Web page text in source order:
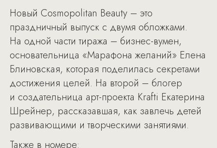
Новый Cosmopolitan Beauty – это
праздничный выпуск с двумя обложками.
На одной части тиража – бизнес-вумен,
основательница «Марафона желаний» Елена
Блиновская, которая поделилась секретами
достижения целей. На второй – блогер
и создательница арт-проекта Krafti Екатерина
Шрейнер, рассказавшая, как завлечь детей
развивающими и творческими занятиями.
Также в номере: